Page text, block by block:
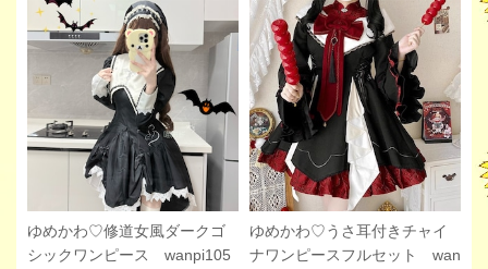
ゆめかわ♡修道女風ダークゴ
シックワンピース wanpi105
ゆめかわ♡うさ耳付きチャイ
ナワンピースフルセット wan